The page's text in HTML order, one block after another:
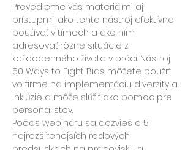
Prevedieme vás materiálmi aj
prístupmi, ako tento nástroj efektívne
používať v tímoch a ako ním
adresovať rôzne situácie z
každodenného života v práci. Nástroj
50 Ways to Fight Bias môžete použiť
vo firme na implementáciu diverzity a
inklúzie a môže slúžiť ako pomoc pre
personalistov.
Počas webináru sa dozvieš o 5
najrozšírenejších rodových